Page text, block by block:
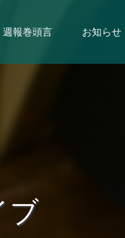
週報巻頭言 お知らせ
ブ